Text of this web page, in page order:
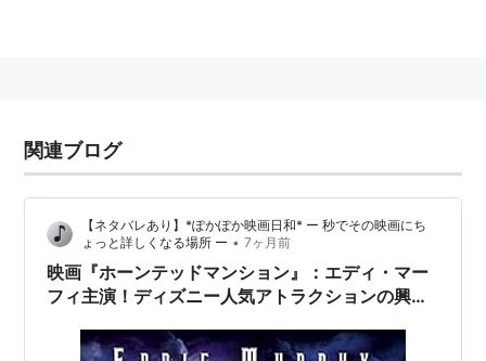
関連ブログ
【ネタバレあり】*ぽかぽか映画日和* ー 秒でその映画にち
ょっと詳しくなる場所 ー • 7ヶ月前
映画『ホーンテッドマンション』：エディ・マー
フィ主演！ディズニー人気アトラクションの興奮